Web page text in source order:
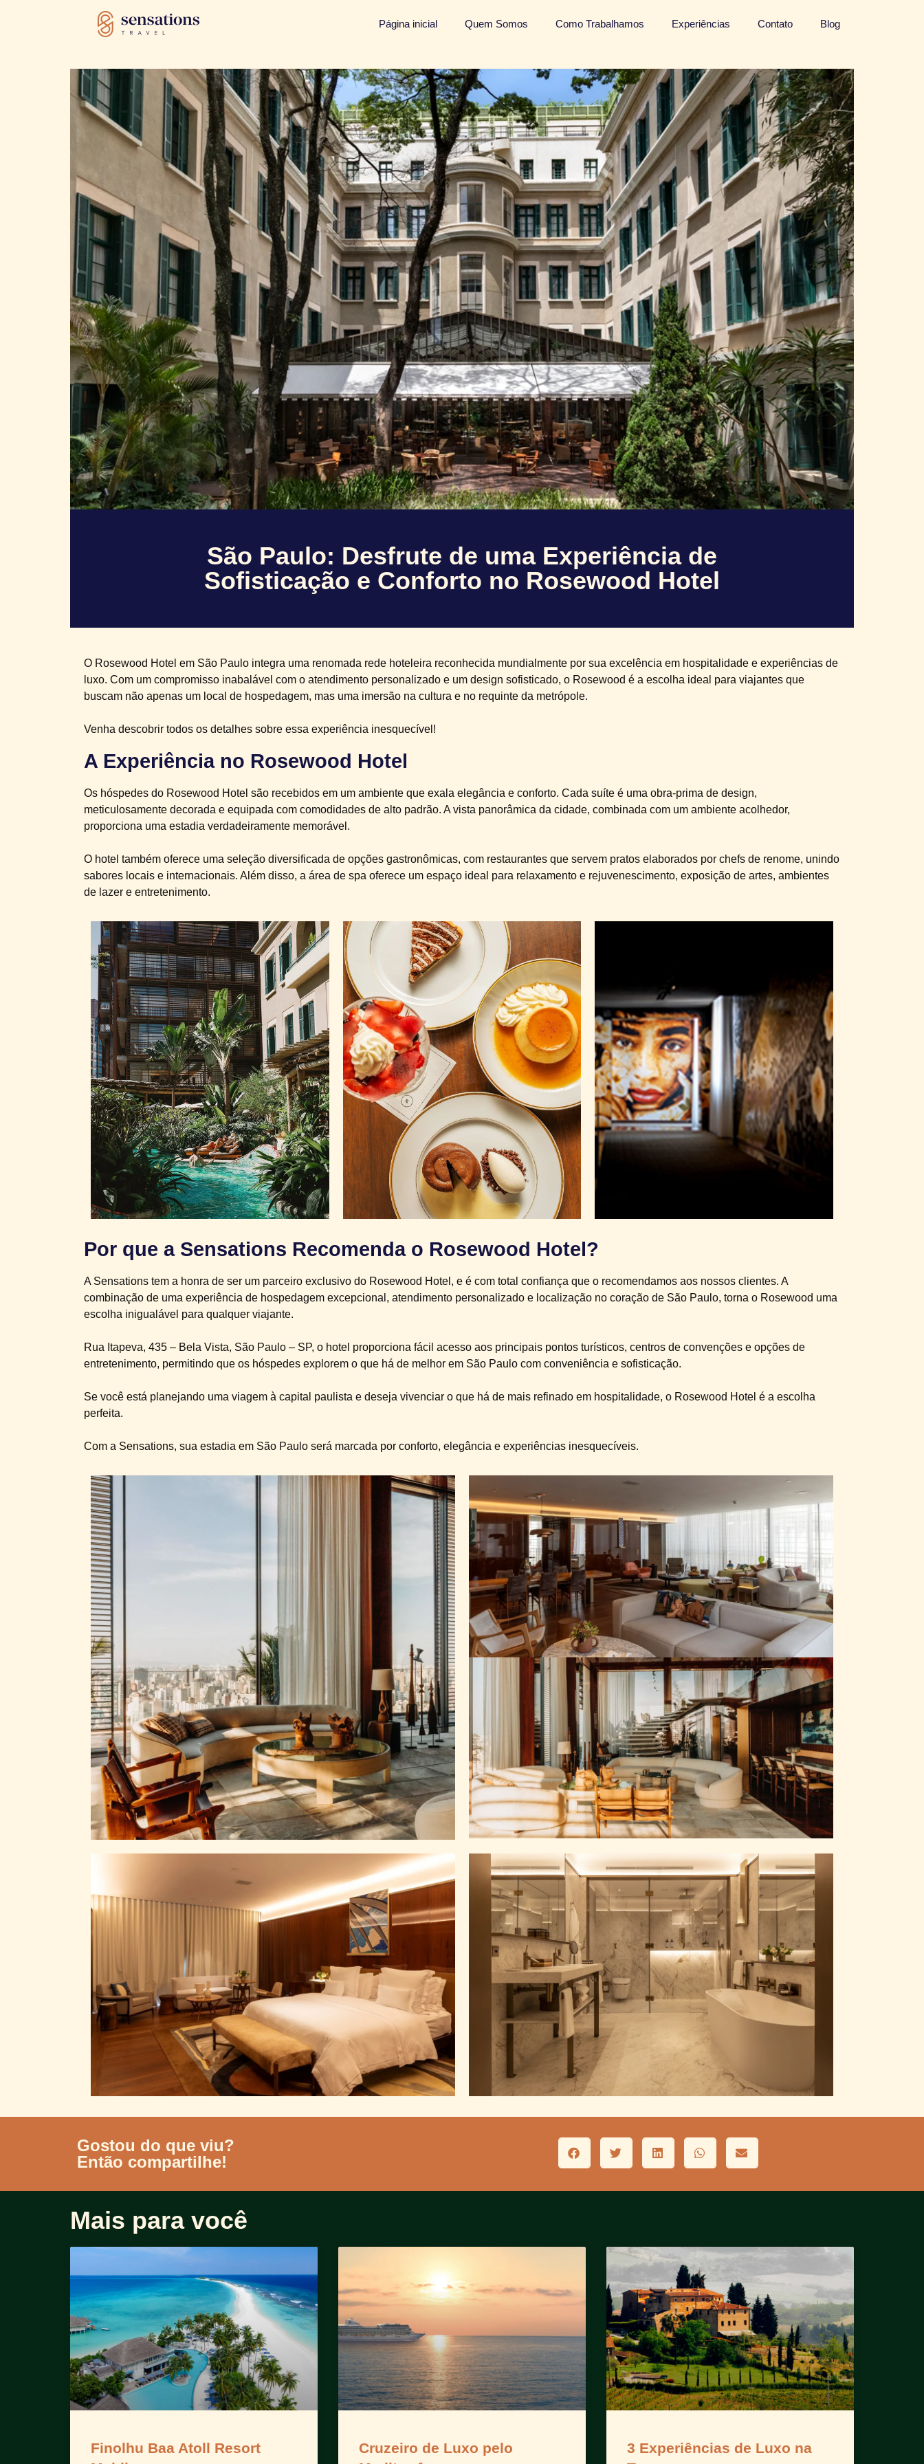
Página inicial Quem Somos Como Trabalhamos Experiências Contato Blog
São Paulo: Desfrute de uma Experiência de
Sofisticação e Conforto no Rosewood Hotel
O Rosewood Hotel em São Paulo integra uma renomada rede hoteleira reconhecida mundialmente por sua excelência em hospitalidade e experiências de
luxo. Com um compromisso inabalável com o atendimento personalizado e um design sofisticado, o Rosewood é a escolha ideal para viajantes que
buscam não apenas um local de hospedagem, mas uma imersão na cultura e no requinte da metrópole.
Venha descobrir todos os detalhes sobre essa experiência inesquecível!
A Experiência no Rosewood Hotel
Os hóspedes do Rosewood Hotel são recebidos em um ambiente que exala elegância e conforto. Cada suíte é uma obra-prima de design,
meticulosamente decorada e equipada com comodidades de alto padrão. A vista panorâmica da cidade, combinada com um ambiente acolhedor,
proporciona uma estadia verdadeiramente memorável.
O hotel também oferece uma seleção diversificada de opções gastronômicas, com restaurantes que servem pratos elaborados por chefs de renome, unindo
sabores locais e internacionais. Além disso, a área de spa oferece um espaço ideal para relaxamento e rejuvenescimento, exposição de artes, ambientes
de lazer e entretenimento.
Por que a Sensations Recomenda o Rosewood Hotel?
A Sensations tem a honra de ser um parceiro exclusivo do Rosewood Hotel, e é com total confiança que o recomendamos aos nossos clientes. A
combinação de uma experiência de hospedagem excepcional, atendimento personalizado e localização no coração de São Paulo, torna o Rosewood uma
escolha inigualável para qualquer viajante.
Rua Itapeva, 435 – Bela Vista, São Paulo – SP, o hotel proporciona fácil acesso aos principais pontos turísticos, centros de convenções e opções de
entretenimento, permitindo que os hóspedes explorem o que há de melhor em São Paulo com conveniência e sofisticação.
Se você está planejando uma viagem à capital paulista e deseja vivenciar o que há de mais refinado em hospitalidade, o Rosewood Hotel é a escolha
perfeita.
Com a Sensations, sua estadia em São Paulo será marcada por conforto, elegância e experiências inesquecíveis.
Gostou do que viu?
Então compartilhe!
Mais para você
Finolhu Baa Atoll Resort
Cruzeiro de Luxo pelo
3 Experiências de Luxo na